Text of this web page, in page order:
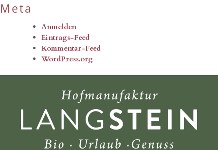
Meta
Anmelden
Eintrags-Feed
Kommentar-Feed
WordPress.org